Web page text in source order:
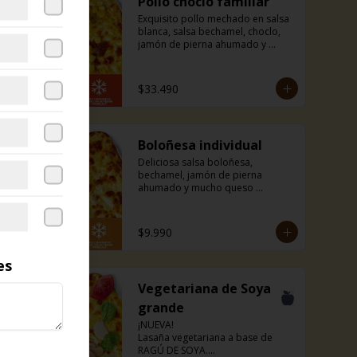
Exquisito pollo mechado en salsa
blanca, salsa bechamel, choclo,
jamón de pierna ahumado y
perejil receta de la casa.
$33.490
Boloñesa individual
Deliciosa salsa boloñesa,
bechamel, jamón de pierna
ahumado y mucho queso
de la casa.
$9.990
Vegetariana de Soya
grande
¡NUEVA!
Lasaña vegetariana a base de
RAGÚ DE SOYA.